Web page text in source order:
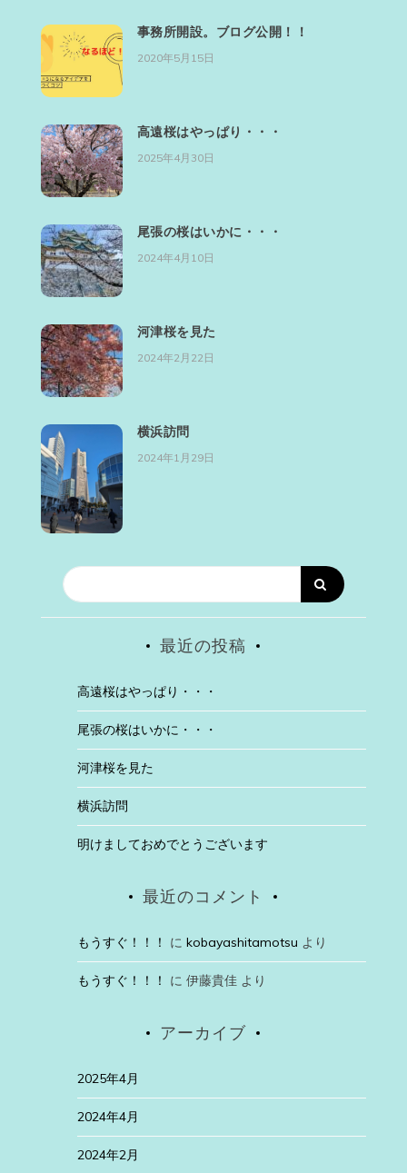
事務所開設。ブログ公開！！
2020年5月15日
高遠桜はやっぱり・・・
2025年4月30日
尾張の桜はいかに・・・
2024年4月10日
河津桜を見た
2024年2月22日
横浜訪問
2024年1月29日
最近の投稿
高遠桜はやっぱり・・・
尾張の桜はいかに・・・
河津桜を見た
横浜訪問
明けましておめでとうございます
最近のコメント
もうすぐ！！！ に kobayashitamotsu より
もうすぐ！！！ に 伊藤貴佳より
アーカイブ
2025年4月
2024年4月
2024年2月